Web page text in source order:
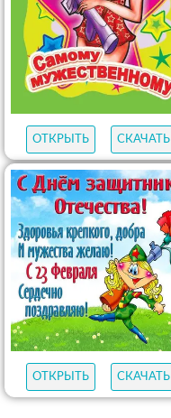
ОТКРЫТЬ СКАЧАТЬ
ОТКРЫТЬ СКАЧАТЬ